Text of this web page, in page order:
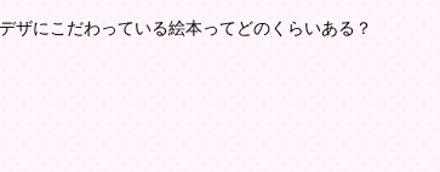
ザにこだわっている絵本ってどのくらいある？